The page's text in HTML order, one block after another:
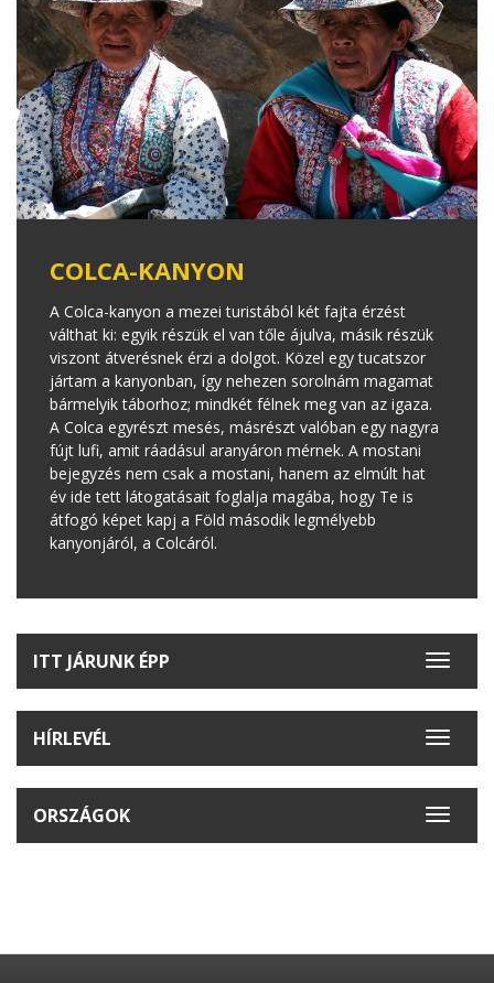
COLCA-KANYON
A Colca-kanyon a mezei turistából két fajta érzést
válthat ki: egyik részük el van tőle ájulva, másik részük
viszont átverésnek érzi a dolgot. Közel egy tucatszor
jártam a kanyonban, így nehezen sorolnám magamat
bármelyik táborhoz; mindkét félnek meg van az igaza.
A Colca egyrészt mesés, másrészt valóban egy nagyra
fújt lufi, amit ráadásul aranyáron mérnek. A mostani
bejegyzés nem csak a mostani, hanem az elmúlt hat
év ide tett látogatásait foglalja magába, hogy Te is
átfogó képet kapj a Föld második legmélyebb
kanyonjáról, a Colcáról.
Toggle
ITT JÁRUNK ÉPP
Toggle
HÍRLEVÉL
Toggle
ORSZÁGOK